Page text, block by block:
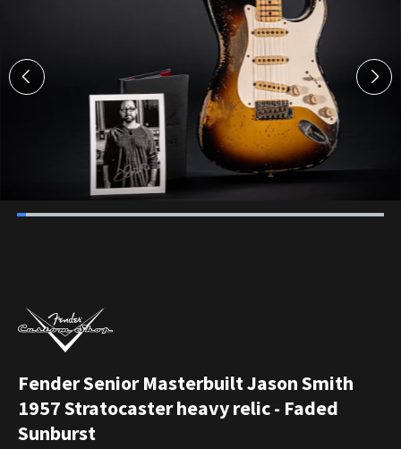
Fender Senior Masterbuilt Jason Smith
1957 Stratocaster heavy relic - Faded
Sunburst